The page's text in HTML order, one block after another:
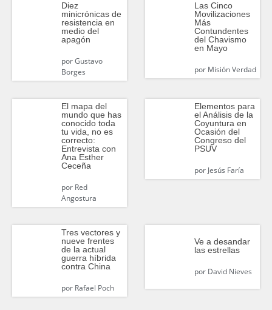
Diez
minicrónicas de
resistencia en
medio del
apagón
porGustavo
Borges
Las Cinco
Movilizaciones
Más
Contundentes
del Chavismo
en Mayo
porMisión Verdad
El mapa del
mundo que has
conocido toda
tu vida, no es
correcto:
Entrevista con
Ana Esther
Ceceña
porRed
Angostura
Elementos para
el Análisis de la
Coyuntura en
Ocasión del
Congreso del
PSUV
porJesús Faría
Tres vectores y
nueve frentes
de la actual
guerra híbrida
contra China
porRafael Poch
Ve a desandar
las estrellas
porDavid Nieves